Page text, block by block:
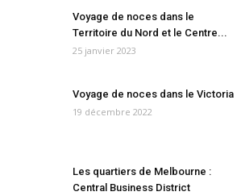
Voyage de noces dans le
Territoire du Nord et le Centre...
25 janvier 2023
Voyage de noces dans le Victoria
19 décembre 2022
Les quartiers de Melbourne :
Central Business District